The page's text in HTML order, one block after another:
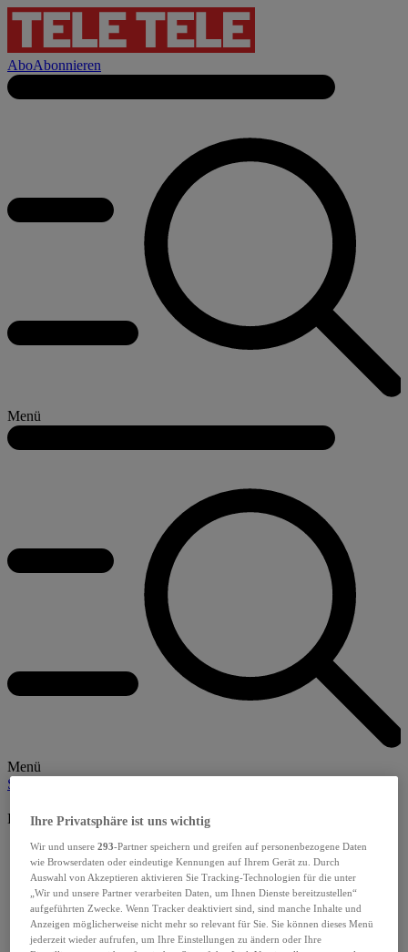
AboAbonnieren
Menü
Menü
Streaming
Benutzerbereich
Ihre Privatsphäre ist uns wichtig
Wir und unsere293-Partner speichern und greifen auf personenbezogene Daten
wie Browserdaten oder eindeutige Kennungen auf Ihrem Gerät zu. Durch
Auswahl von Akzeptieren aktivieren Sie Tracking-Technologien für die unter
„Wir und unsere Partner verarbeiten Daten, um Ihnen Dienste bereitzustellen“
aufgeführten Zwecke. Wenn Tracker deaktiviert sind, sind manche Inhalte und
Anzeigen möglicherweise nicht mehr so relevant für Sie. Sie können dieses Menü
jederzeit wieder aufrufen, um Ihre Einstellungen zu ändern oder Ihre